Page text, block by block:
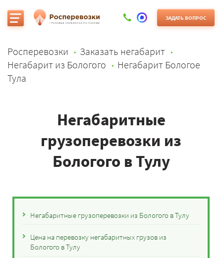
ЗАДАТЬ ВОПРОС
Росперевозки
Заказать негабарит
Негабарит из Бологого
Негабарит Бологое
Тула
Негабаритные
грузоперевозки из
Бологого в Тулу
Негабаритные грузоперевозки из Бологого в Тулу
Цена на перевозку негабаритных грузов из
Бологого в Тулу